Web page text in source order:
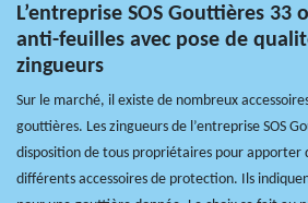
L’entreprise SOS Gouttières
anti-feuilles avec pose de
zingueurs
Sur le marché, il existe de nombreux
gouttières. Les zingueurs de l’entreprise SOS
disposition de tous propriétaires pour apporter
différents accessoires de protection. Ils